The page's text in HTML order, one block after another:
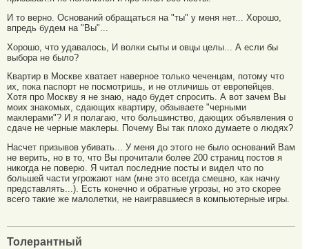
И то верно. Оснований обращаться на "ты" у меня нет... Хорошо,
впредь будем на "Вы"...
Хорошо, что удавалось, И волки сыты и овцы целы... А если бы
выбора не было?
Квартир в Москве хватает наверное только чеченцам, потому что
их, пока паспорт не посмотришь, и не отличишь от европейцев.
Хотя про Москву я не знаю, надо будет спросить. А вот зачем Вы
моих знакомых, сдающих квартиру, обзываете "черными
маклерами"? И я полагаю, что большинство, дающих объявления о
сдаче не черные маклеры. Почему Вы так плохо думаете о людях?
Насчет призывов убивать... У меня до этого не было оснований Вам
не верить, но в то, что Вы прочитали более 200 страниц постов я
никогда не поверю. Я читал последние посты и видел что по
большей части угрожают нам (мне это всегда смешно, как начну
представлять...). Есть конечно и обратные угрозы, но это скорее
всего такие же малолетки, не наигравшиеся в компьютерные игры.
Толерантный